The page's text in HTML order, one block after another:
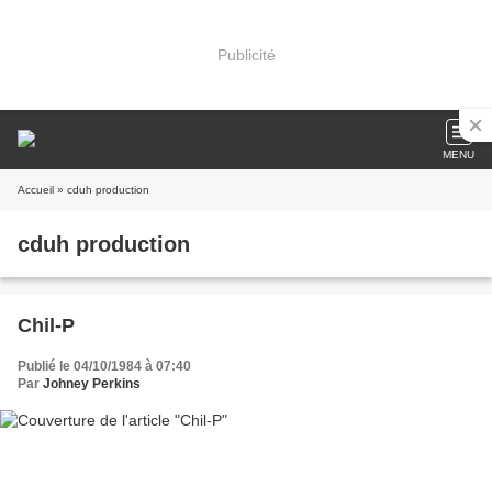
Publicité
MENU
Accueil » cduh production
cduh production
Chil-P
Publié le 04/10/1984 à 07:40
Par Johney Perkins